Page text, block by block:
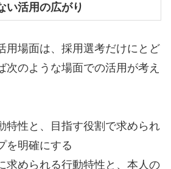
い活用の広がり
用場面は、採用選考だけにとど
次のような場面での活用が考え
特性と、目指す役割で求められ
を明確にする
求められる行動特性と、本人の